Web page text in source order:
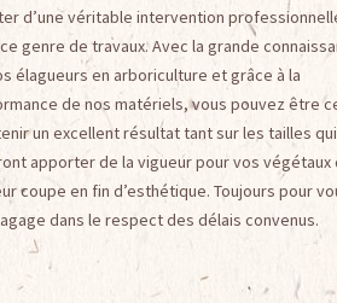
d’une véritable intervention
genre de travaux. Avec la grande
élagueurs en arboriculture et grâce à la
de nos matériels, vous pouvez être
un excellent résultat tant sur les tailles qui
apporter de la vigueur pour vos végétaux
coupe en fin d’esthétique. Toujours pour
dans le respect des délais convenus.